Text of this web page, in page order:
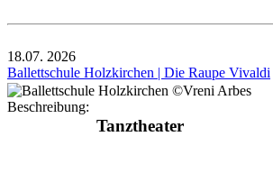
18.07. 2026
Ballettschule Holzkirchen | Die Raupe Vivaldi
Beschreibung:
Tanztheater